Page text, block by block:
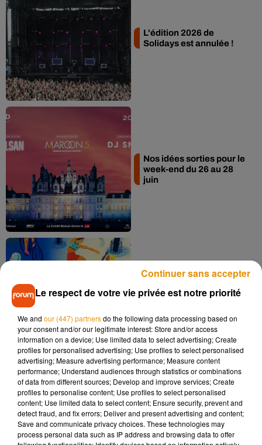
L'édition 2026 de
Solidays est annulée !
Nos idées sorties pour le
week-end du 26 au 28
juin
Nos idées sorties pour le
week-end du 19 au 21
Nos idées sorties pour le
week-end du 12 au 14
juin
Le respect de votre vie privée est notre priorité
We and our (447) partnersdo the following data processing based on
your consent and/or our legitimate interest: Store and/or access
information on a device; Use limited data to select advertising; Create
profiles for personalised advertising; Use profiles to select personalised
advertising; Measure advertising performance; Measure content
performance; Understand audiences through statistics or combinations
of data from different sources; Develop and improve services; Create
profiles to personalise content; Use profiles to select personalised
content; Use limited data to select content; Ensure security, prevent and
detect fraud, and fix errors; Deliver and present advertising and content;
Save and communicate privacy choices. These technologies may
process personal data such as IP address and browsing data to offer
Continuer sans accepter